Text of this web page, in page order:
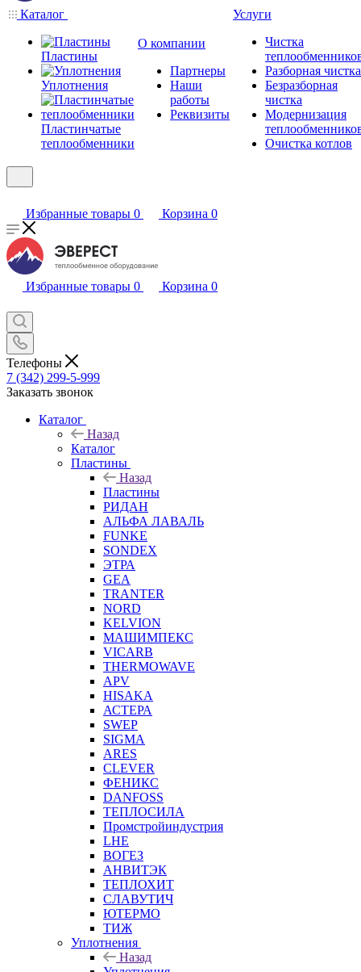
Каталог
Пластины
Уплотнения
Пластинчатые
теплообменники
О компании
Партнеры
Наши
работы
Реквизиты
Услуги
Чистка
Разборная чистка
Безразборная
чистка
Модернизация
Очистка котлов
Избранные товары 0 Корзина 0
Избранные товары 0 Корзина 0
Телефоны
7 (342) 299-5-999
Заказать звонок
Каталог
Назад
Каталог
Пластины
Назад
Пластины
РИДАН
АЛЬФА ЛАВАЛЬ
FUNKE
SONDEX
ЭТРА
GEA
TRANTER
NORD
KELVION
МАШИМПЕКС
VICARB
THERMOWAVE
APV
HISAKA
АСТЕРА
SWEP
SIGMA
ARES
CLEVER
ФЕНИКС
DANFOSS
ТЕПЛОСИЛА
Промстройиндустрия
LHE
ВОГЕЗ
АНВИТЭК
ТЕПЛОХИТ
СЛАВУТИЧ
ЮТЕРМО
ТИЖ
Уплотнения
Назад